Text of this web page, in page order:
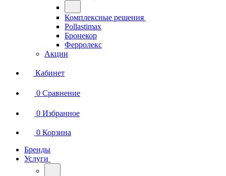
Комплексные решения
Pollastimax
Бронекор
Ферролекс
Акции
Кабинет
0 Сравнение
0 Избранное
0 Корзина
Бренды
Услуги